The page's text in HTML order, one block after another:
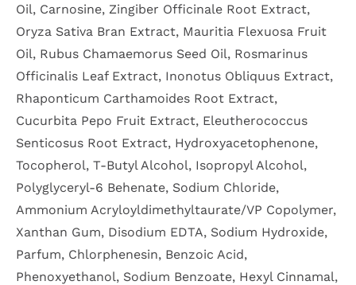
Oil, Carnosine, Zingiber Officinale Root Extract,
Oryza Sativa Bran Extract, Mauritia Flexuosa Fruit
Oil, Rubus Chamaemorus Seed Oil, Rosmarinus
Officinalis Leaf Extract, Inonotus Obliquus Extract,
Rhaponticum Carthamoides Root Extract,
Cucurbita Pepo Fruit Extract, Eleutherococcus
Senticosus Root Extract, Hydroxyacetophenone,
Tocopherol, T-Butyl Alcohol, Isopropyl Alcohol,
Polyglyceryl-6 Behenate, Sodium Chloride,
Ammonium Acryloyldimethyltaurate/VP Copolymer,
Xanthan Gum, Disodium EDTA, Sodium Hydroxide,
Parfum, Chlorphenesin, Benzoic Acid,
Phenoxyethanol, Sodium Benzoate, Hexyl Cinnamal,